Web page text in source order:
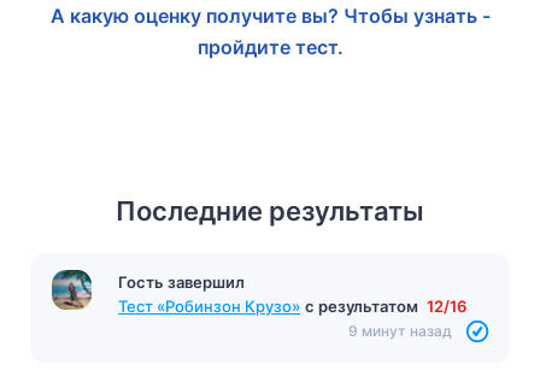
А какую оценку получите вы? Чтобы узнать -
пройдите тест.
Последние результаты
Гость завершил
Тест «Робинзон Крузо» с результатом 12/16
9 минут назад